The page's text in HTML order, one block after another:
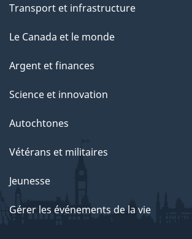
Transport et infrastructure
Le Canada et le monde
Argent et finances
Science et innovation
Autochtones
Vétérans et militaires
Jeunesse
Gérer les événements de la vie